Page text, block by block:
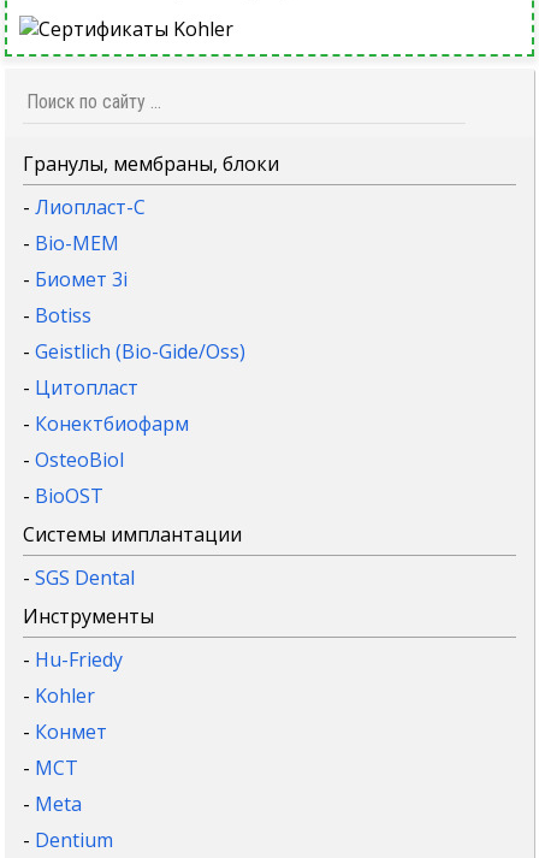
Гранулы, мембраны, блоки
-Лиопласт-С
- Bio-MEM
- Биомет 3i
- Botiss
-Geistlich (Bio-Gide/Oss)
- Цитопласт
- Конектбиофарм
-OsteoBiol
- BioOST
Системы имплантации
-SGS Dental
Инструменты
- Hu-Friedy
- Kohler
- Конмет
- MCT
- Meta
- Dentium